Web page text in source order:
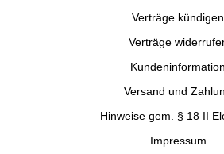
Verträge kündigen
Verträge
Kundeninformation
Versand und
Hinweise gem. § 18 II
Impressum